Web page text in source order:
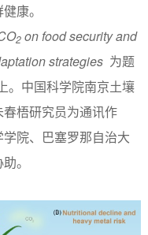
康。
2on food security and
strategies 为题
。中国科学院南京土壤
梧研究员为通讯作
院、巴塞罗那自治大
。